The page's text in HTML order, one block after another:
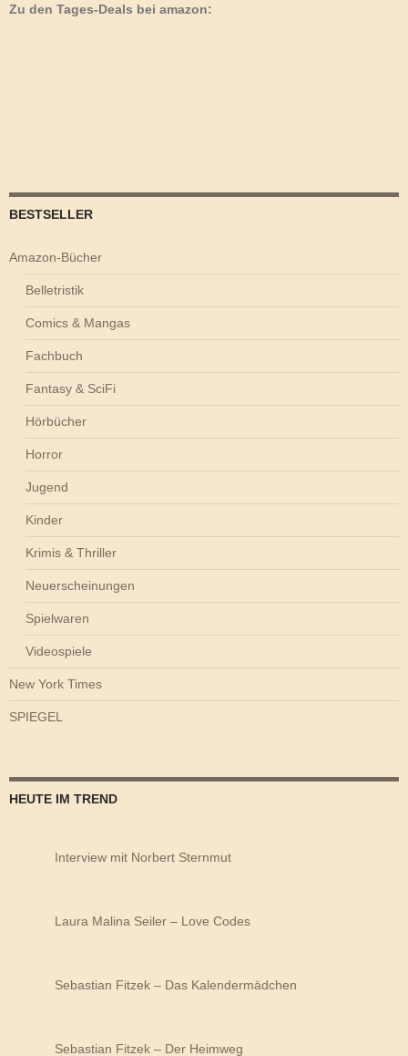
Zu den Tages-Deals bei amazon:
BESTSELLER
Amazon-Bücher
Belletristik
Comics & Mangas
Fachbuch
Fantasy & SciFi
Hörbücher
Horror
Jugend
Kinder
Krimis & Thriller
Neuerscheinungen
Spielwaren
Videospiele
New York Times
SPIEGEL
HEUTE IM TREND
Interview mit Norbert Sternmut
Laura Malina Seiler – Love Codes
Sebastian Fitzek – Das Kalendermädchen
Sebastian Fitzek – Der Heimweg